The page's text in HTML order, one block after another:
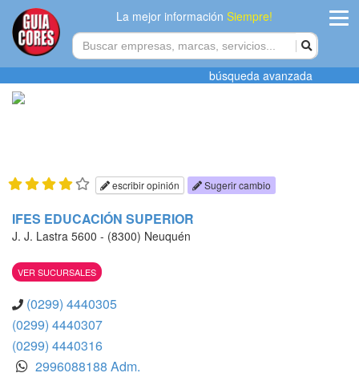
La mejor informaciónSiempre!
Agregar
búsqueda avanzada
escribir opinión Sugerir cambio
IFES EDUCACIÓN SUPERIOR
J. J. Lastra 5600 - (8300) Neuquén
VER SUCURSALES
(0299) 4440305
(0299) 4440307
(0299) 4440316
2996088188 Adm.